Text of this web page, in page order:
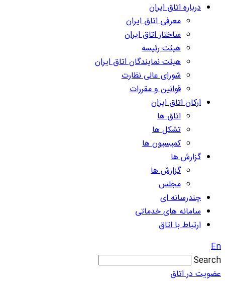
درباره اتاق ایران
معرفی اتاق ایران
ساختار اتاق ایران
هیئت رئیسه
هیئت نمایندگان اتاق ایران
شورای عالی نظارت
قوانین و مقررات
ارکان اتاق ایران
اتاق ها
تشکل ها
کمیسیون ها
گزارش ها
گزارش ها
مجلس
چندرسانه ای
سامانه های خدماتی
ارتباط با اتاق
En
Search
عضویت در اتاق